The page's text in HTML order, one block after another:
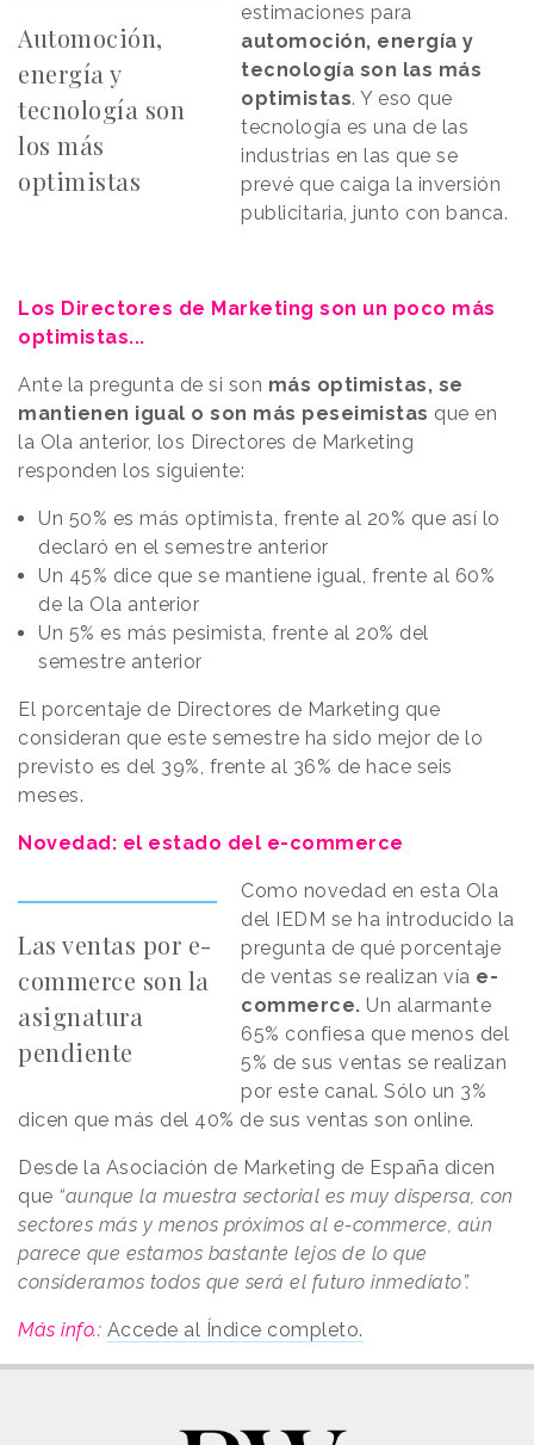
Automoción,
energía y
tecnología son
los más
optimistas
estimaciones para
automoción, energía y
tecnología son las más
optimistas. Y eso que
tecnología es una de las
industrias en las que se
prevé que caiga la inversión
publicitaria, junto con banca.
Los Directores de Marketing son un poco más
optimistas...
Ante la pregunta de si son más optimistas, se
mantienen igual o son más peseimistas que en
la Ola anterior, los Directores de Marketing
responden los siguiente:
Un 50% es más optimista, frente al 20% que así lo
declaró en el semestre anterior
Un 45% dice que se mantiene igual, frente al 60%
de la Ola anterior
Un 5% es más pesimista, frente al 20% del
semestre anterior
El porcentaje de Directores de Marketing que
consideran que este semestre ha sido mejor de lo
previsto es del 39%, frente al 36% de hace seis
meses.
Novedad: el estado del e-commerce
Las ventas por e-
commerce son la
asignatura
pendiente
Como novedad en esta Ola
del IEDM se ha introducido la
pregunta de qué porcentaje
de ventas se realizan vía e-
commerce. Un alarmante
65% confiesa que menos del
5% de sus ventas se realizan
por este canal. Sólo un 3%
dicen que más del 40% de sus ventas son online.
Desde la Asociación de Marketing de España dicen
que “aunque la muestra sectorial es muy dispersa, con
sectores más y menos próximos al e-commerce, aún
parece que estamos bastante lejos de lo que
consideramos todos que será el futuro inmediato”.
Más info.: Accede al Índice completo.